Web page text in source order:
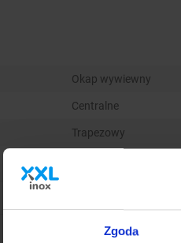
Zgoda
Okap wywiewny
Centralne
Trapezowy